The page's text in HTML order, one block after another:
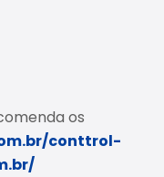
os
conttrol-